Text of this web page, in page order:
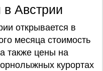
Австрии
открывается в
месяца стоимость
также цены на
курортах